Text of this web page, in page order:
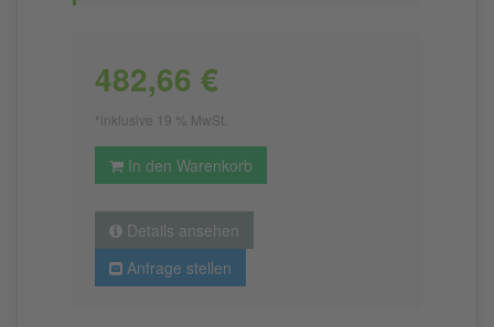
482,66 €
*inklusive 19 % MwSt.
In den Warenkorb
Details ansehen
Anfrage stellen